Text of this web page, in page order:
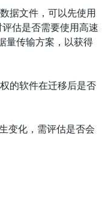
据文件，可以先使用
估是否需要使用高速
量传输方案，以获得
的软件在迁移后是否
变化，需评估是否会